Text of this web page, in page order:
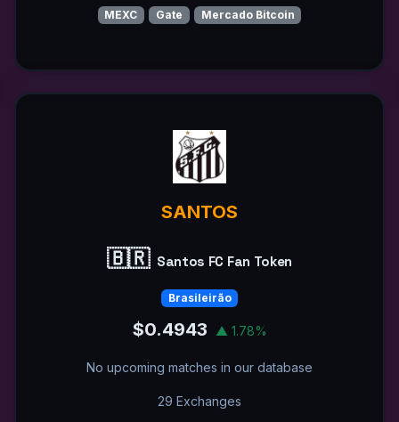
MEXC Gate Mercado Bitcoin
SANTOS
🇧🇷 Santos FC Fan Token
Brasileirão
$0.4943 ▲ 1.78%
No upcoming matches in our database
29 Exchanges